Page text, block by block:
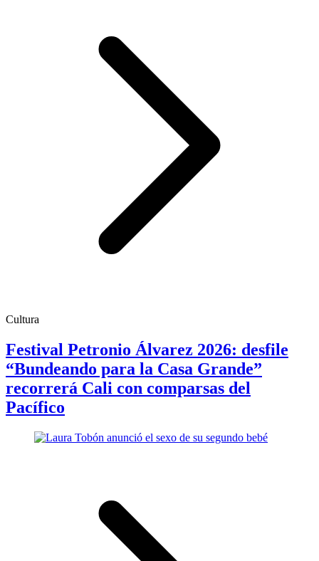
Cultura
Festival Petronio Álvarez 2026: desfile
“Bundeando para la Casa Grande”
recorrerá Cali con comparsas del
Pacífico